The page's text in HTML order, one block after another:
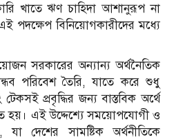
খাতে ঋণ চাহিদা আশানুরূপ না
পদক্ষেপ বিনিয়োগকারীদের মধ্যে
সরকারের অন্যান্য অর্থনৈতিক
পরিবেশ তৈরি, যাতে করে শুধু
প্রবৃদ্ধির জন্য বাস্তবিক অর্থে
হয়। এই উদ্দেশ্যে সময়োপযোগী ও
দেশের সামষ্টিক অর্থনীতিকে